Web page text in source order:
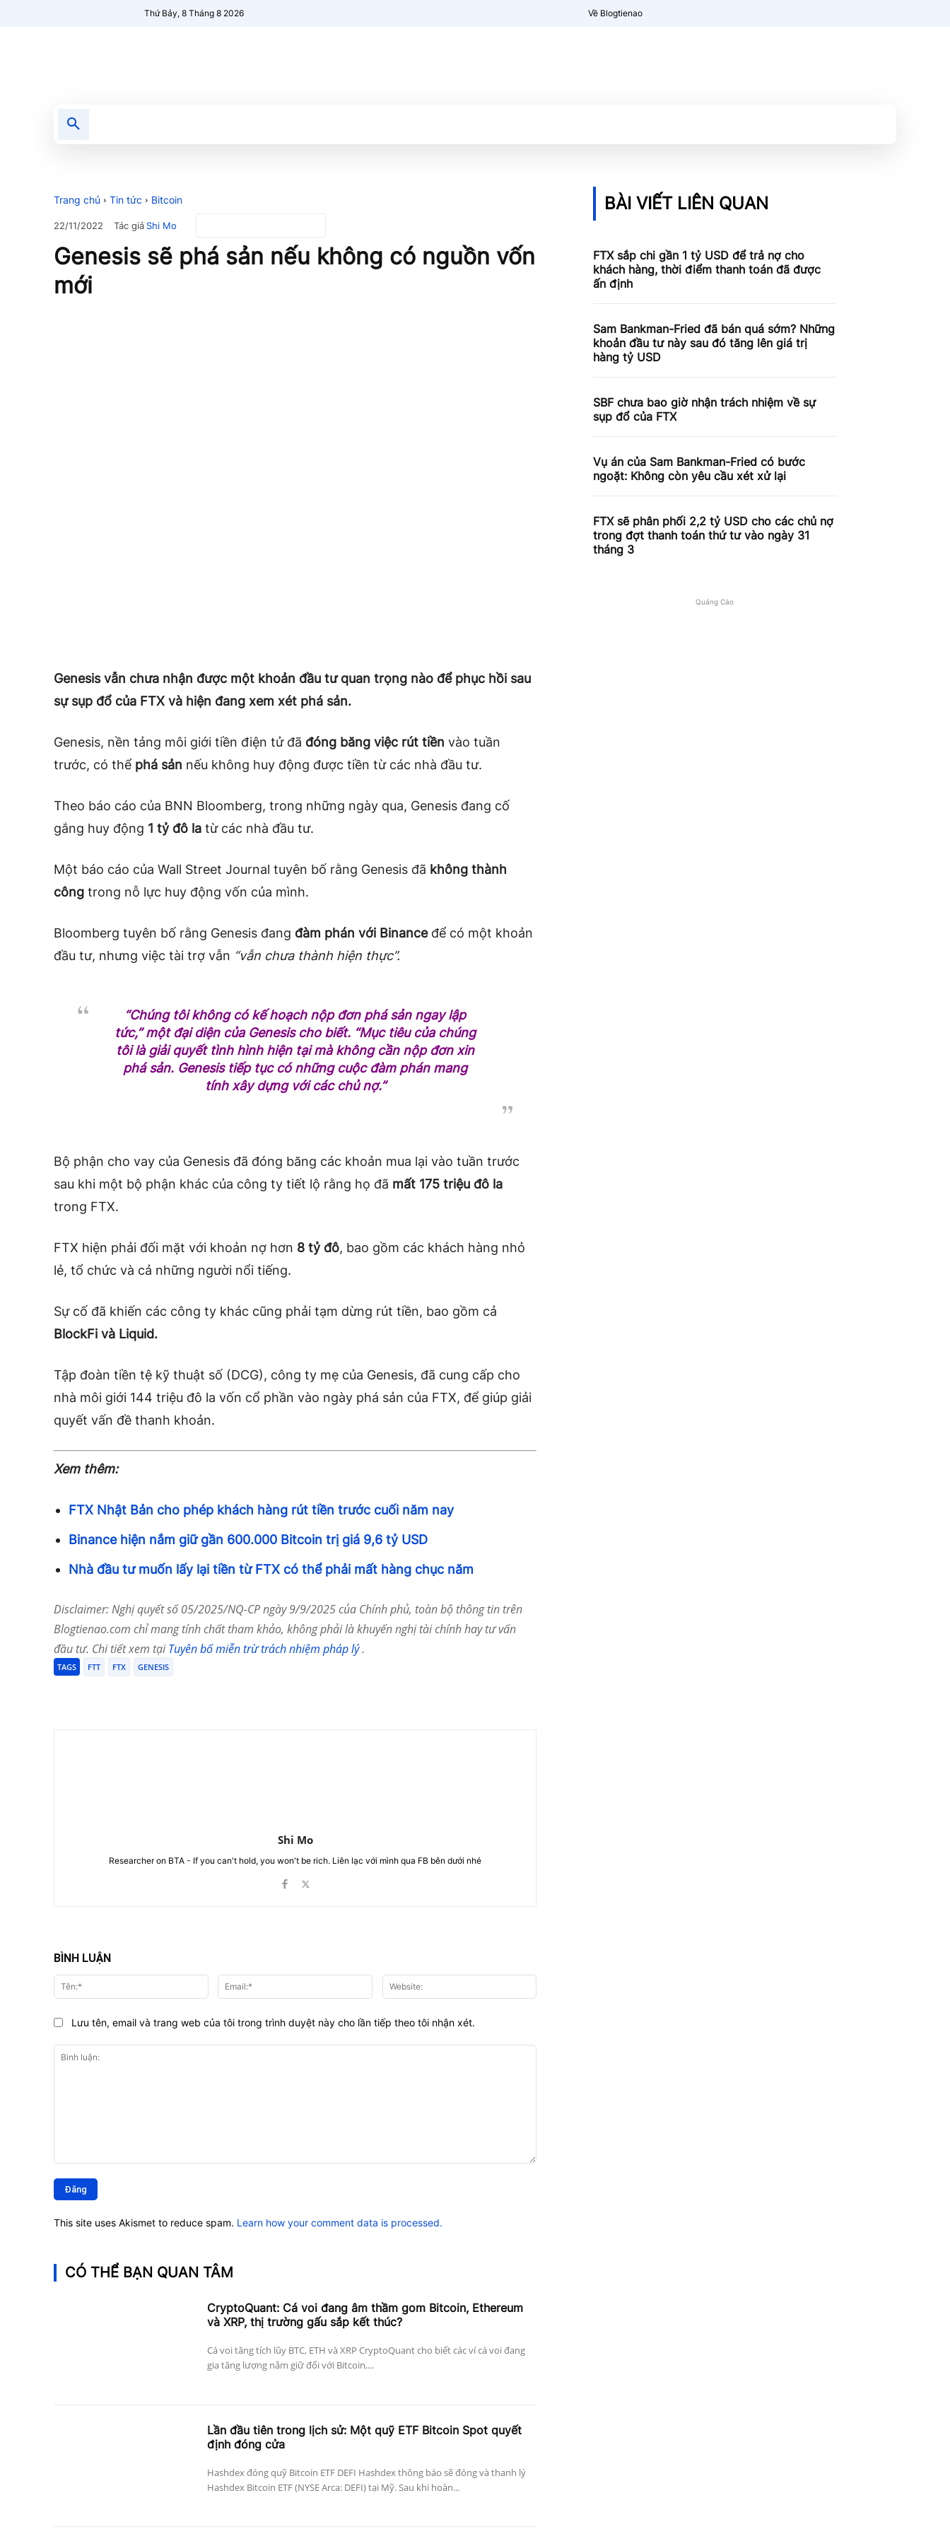
Thứ Bảy, 8 Tháng 8 2026 Về Blogtienao
Trang chủ Tin tức Bitcoin
22/11/2022 Tác giảShi Mo
Genesis sẽ phá sản nếu không có nguồn vốn
mới
Genesis vẫn chưa nhận được một khoản đầu tư quan trọng nào để phục hồi sau
sự sụp đổ của FTX và hiện đang xem xét phá sản.
Genesis, nền tảng môi giới tiền điện tử đã đóng băng việc rút tiền vào tuần
trước, có thể phá sản nếu không huy động được tiền từ các nhà đầu tư.
Theo báo cáo của BNN Bloomberg, trong những ngày qua, Genesis đang cố
gắng huy động 1 tỷ đô la từ các nhà đầu tư.
Một báo cáo của Wall Street Journal tuyên bố rằng Genesis đã không thành
công trong nỗ lực huy động vốn của mình.
Bloomberg tuyên bố rằng Genesis đang đàm phán với Binanceđể có một khoản
đầu tư, nhưng việc tài trợ vẫn “vẫn chưa thành hiện thực”.
“Chúng tôi không có kế hoạch nộp đơn phá sản ngay lập
tức,” một đại diện của Genesis cho biết. “Mục tiêu của chúng
tôi là giải quyết tình hình hiện tại mà không cần nộp đơn xin
phá sản. Genesis tiếp tục có những cuộc đàm phán mang
tính xây dựng với các chủ nợ.”
Bộ phận cho vay của Genesis đã đóng băng các khoản mua lại vào tuần trước
sau khi một bộ phận khác của công ty tiết lộ rằng họ đã mất 175 triệu đô la
trong FTX.
FTX hiện phải đối mặt với khoản nợ hơn 8 tỷ đô, bao gồm các khách hàng nhỏ
lẻ, tổ chức và cả những người nổi tiếng.
Sự cố đã khiến các công ty khác cũng phải tạm dừng rút tiền, bao gồm cả
BlockFi và Liquid.
Tập đoàn tiền tệ kỹ thuật số (DCG), công ty mẹ của Genesis, đã cung cấp cho
nhà môi giới 144 triệu đô la vốn cổ phần vào ngày phá sản của FTX, để giúp giải
quyết vấn đề thanh khoản.
Xem thêm:
FTX Nhật Bản cho phép khách hàng rút tiền trước cuối năm nay
Binance hiện nắm giữ gần 600.000 Bitcoin trị giá 9,6 tỷ USD
Nhà đầu tư muốn lấy lại tiền từ FTX có thể phải mất hàng chục năm
Disclaimer: Nghị quyết số 05/2025/NQ-CP ngày 9/9/2025 của Chính phủ, toàn bộ thông tin trên
Blogtienao.com chỉ mang tính chất tham khảo, không phải là khuyến nghị tài chính hay tư vấn
đầu tư. Chi tiết xem tạiTuyên bố miễn trừ trách nhiệm pháp lý.
TAGS FTT FTX GENESIS
Shi Mo
Researcher on BTA - If you can't hold, you won't be rich. Liên lạc với mình qua FB bên dưới nhé
BÌNH LUẬN
luận:
Tên:* Email:*
Lưu tên, email và trang web của tôi trong trình duyệt này cho lần tiếp theo tôi nhận xét.
This site uses Akismet to reduce spam. Learn how your comment data is processed.
CÓ THỂ BẠN QUAN TÂM
CryptoQuant: Cá voi đang âm thầm gom Bitcoin, Ethereum
và XRP, thị trường gấu sắp kết thúc?
Cá voi tăng tích lũy BTC, ETH và XRP CryptoQuant cho biết các ví cá voi đang
gia tăng lượng nắm giữ đối với Bitcoin,...
Lần đầu tiên trong lịch sử: Một quỹ ETF Bitcoin Spot quyết
định đóng cửa
Hashdex đóng quỹ Bitcoin ETF DEFI Hashdex thông báo sẽ đóng và thanh lý
Hashdex Bitcoin ETF (NYSE Arca: DEFI) tại Mỹ. Sau khi hoàn...
BÀI VIẾT LIÊN QUAN
FTX sắp chi gần 1 tỷ USD để trả nợ cho
khách hàng, thời điểm thanh toán đã được
ấn định
Sam Bankman-Fried đã bán quá sớm? Những
khoản đầu tư này sau đó tăng lên giá trị
hàng tỷ USD
SBF chưa bao giờ nhận trách nhiệm về sự
sụp đổ của FTX
Vụ án của Sam Bankman-Fried có bước
ngoặt: Không còn yêu cầu xét xử lại
FTX sẽ phân phối 2,2 tỷ USD cho các chủ nợ
trong đợt thanh toán thứ tư vào ngày 31
tháng 3
Quảng Cáo